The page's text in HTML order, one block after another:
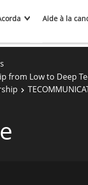
Aide à la
from Low to Deep